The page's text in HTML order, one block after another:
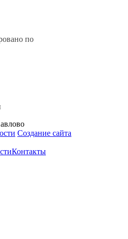
по
Создание сайта
Контакты